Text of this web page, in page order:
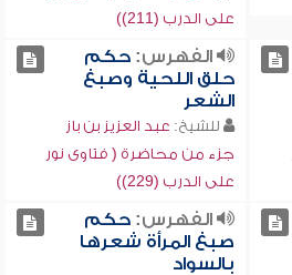
على الدرب (211))
الفهرس:حكم
حلق اللحية وصبغ
الشعر
للشيخ: عبد العزيز بن باز
جزء من محاضرة ( فتاوى نور
على الدرب (229))
الفهرس:حكم
صبغ المرأة شعرها
بالسواد